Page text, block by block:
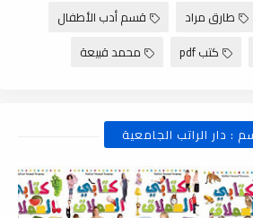
طارق مراد
قسم أدب الأطفال
كتب pdf محمد قبيعة
: دار الراتب الجامعية